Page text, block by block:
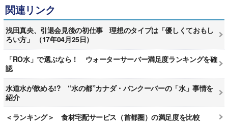
関連リンク
浅田真央、引退会見後の初仕事 理想のタイプは「優しくておもし
ろい方」 （17年04月25日）
「RO水」で選ぶなら！ ウォーターサーバー満足度ランキングを確
認
水道水が飲める!? “水の都”カナダ・バンクーバーの「水」事情を
紹介
＜ランキング＞ 食材宅配サービス（首都圏）の満足度を比較